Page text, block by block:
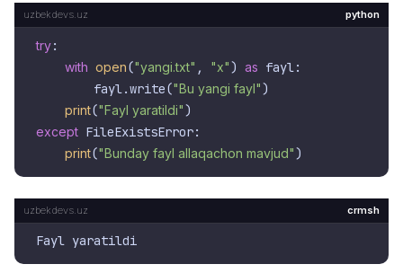
python
try:
with open("yangi.txt" , "x") as fayl:
        fayl.write(
"Bu yangi fayl")
print("Fayl yaratildi"
except FileExistsError:
print("Bunday fayl allaqachon mavjud"
crmsh